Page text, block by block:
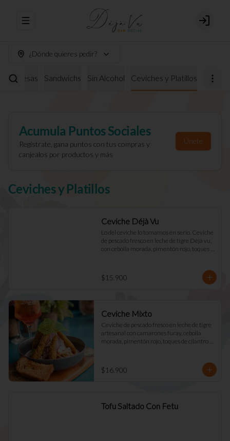
Abrir menu de navegación Login
¿Dónde quieres pedir?
Sandwichs Sin Alcohol Ceviches y Platillos
Acumula Puntos Sociales
Regístrate, gana puntos con tus compras y
canjealos por productos y más
Únete
Ceviches y Platillos
Ceviche Déjà Vu
Lo del ceviche lo tomamos en serio. Ceviche
de pescado fresco en leche de tigre Déjà vu,
con cebolla morada, pimentón rojo, toques
$15.900
Ceviche Mixto
Ceviche de pescado fresco en leche de tigre
artesanal con camarones furay, cebolla
morada, pimentón rojo, toques de cilantro y
$16.900
Tofu Saltado Con Fetu